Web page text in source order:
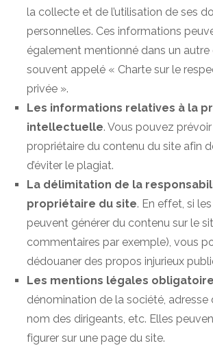
la collecte et de l’utilisation de ses
personnelles. Ces informations
également mentionné dans un
souvent appelé « Charte sur le
privée ».
Les informations relatives à la
intellectuelle. Vous pouvez prévoir
propriétaire du contenu du site afin
d’éviter le plagiat.
La délimitation de la
propriétaire du site. En effet, si
peuvent générer du contenu sur le
commentaires par exemple), vous
dédouaner des propos injurieux
Les mentions légales
dénomination de la société, adresse
nom des dirigeants, etc. Elles
figurer sur une page du site.